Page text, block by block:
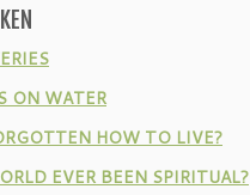
ON WATER
HOW TO LIVE?
EVER BEEN SPIRITUAL?